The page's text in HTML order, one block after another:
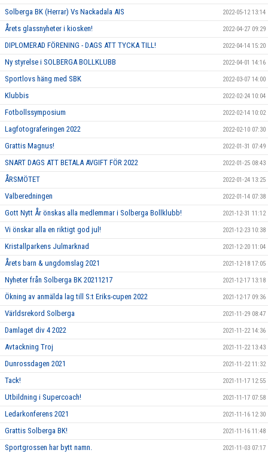
Solberga BK (Herrar) Vs Nackadala AIS 2022-05-12 13:14
Årets glassnyheter i kiosken! 2022-04-27 09:29
DIPLOMERAD FÖRENING - DAGS ATT TYCKA TILL! 2022-04-14 15:20
Ny styrelse i SOLBERGA BOLLKLUBB 2022-04-01 14:16
Sportlovs häng med SBK 2022-03-07 14:00
Klubbis 2022-02-24 10:04
Fotbollssymposium 2022-02-14 10:02
Lagfotograferingen 2022 2022-02-10 07:30
Grattis Magnus! 2022-01-31 07:49
SNART DAGS ATT BETALA AVGIFT FÖR 2022 2022-01-25 08:43
ÅRSMÖTET 2022-01-24 13:25
Valberedningen 2022-01-14 07:38
Gott Nytt År önskas alla medlemmar i Solberga Bollklubb! 2021-12-31 11:12
Vi önskar alla en riktigt god jul! 2021-12-23 10:38
Kristallparkens Julmarknad 2021-12-20 11:04
Årets barn & ungdomslag 2021 2021-12-18 17:05
Nyheter från Solberga BK 20211217 2021-12-17 13:18
Ökning av anmälda lag till S:t Eriks-cupen 2022 2021-12-17 09:36
Världsrekord Solberga 2021-11-29 08:47
Damlaget div 4 2022 2021-11-22 14:36
Avtackning Troj 2021-11-22 13:43
Dunrossdagen 2021 2021-11-22 11:32
Tack! 2021-11-17 12:55
Utbildning i Supercoach! 2021-11-17 07:58
Ledarkonferens 2021 2021-11-16 12:30
Grattis Solberga BK! 2021-11-16 11:48
Sportgrossen har bytt namn. 2021-11-03 07:17